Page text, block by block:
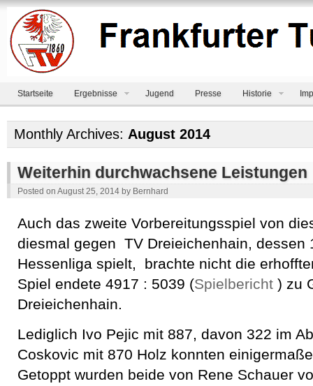
Startseite Ergebnisse Jugend Presse Historie
Monthly Archives: August 2014
Weiterhin durchwachsene Leistungen
Posted on August 25, 2014 by Bernhard
Auch das zweite Vorbereitungsspiel von
diesmal gegen TV Dreieichenhain, dessen
Hessenliga spielt, brachte nicht die
Spiel endete 4917 : 5039 (Spielbericht ) zu
Dreieichenhain.
Lediglich Ivo Pejic mit 887, davon 322 im
Coskovic mit 870 Holz konnten
Getoppt wurden beide von Rene Schauer